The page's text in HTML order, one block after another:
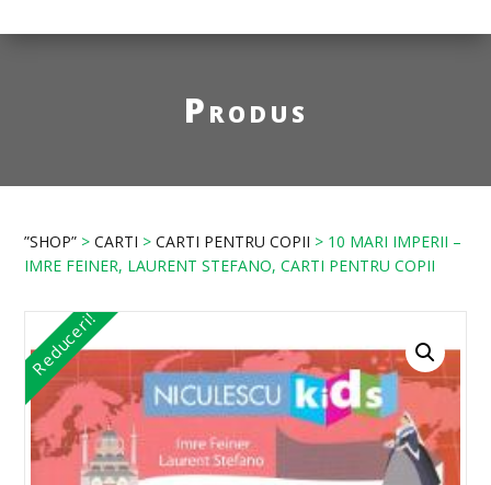
Produs
”SHOP” >CARTI >CARTI PENTRU COPII > 10 MARI IMPERII –
IMRE FEINER, LAURENT STEFANO, CARTI PENTRU COPII
Reduceri!